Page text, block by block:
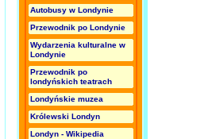
Autobusy w Londynie
Przewodnik po Londynie
Wydarzenia kulturalne w
Londynie
Przewodnik po
londyńskich teatrach
Londyńskie muzea
Królewski Londyn
Londyn - Wikipedia